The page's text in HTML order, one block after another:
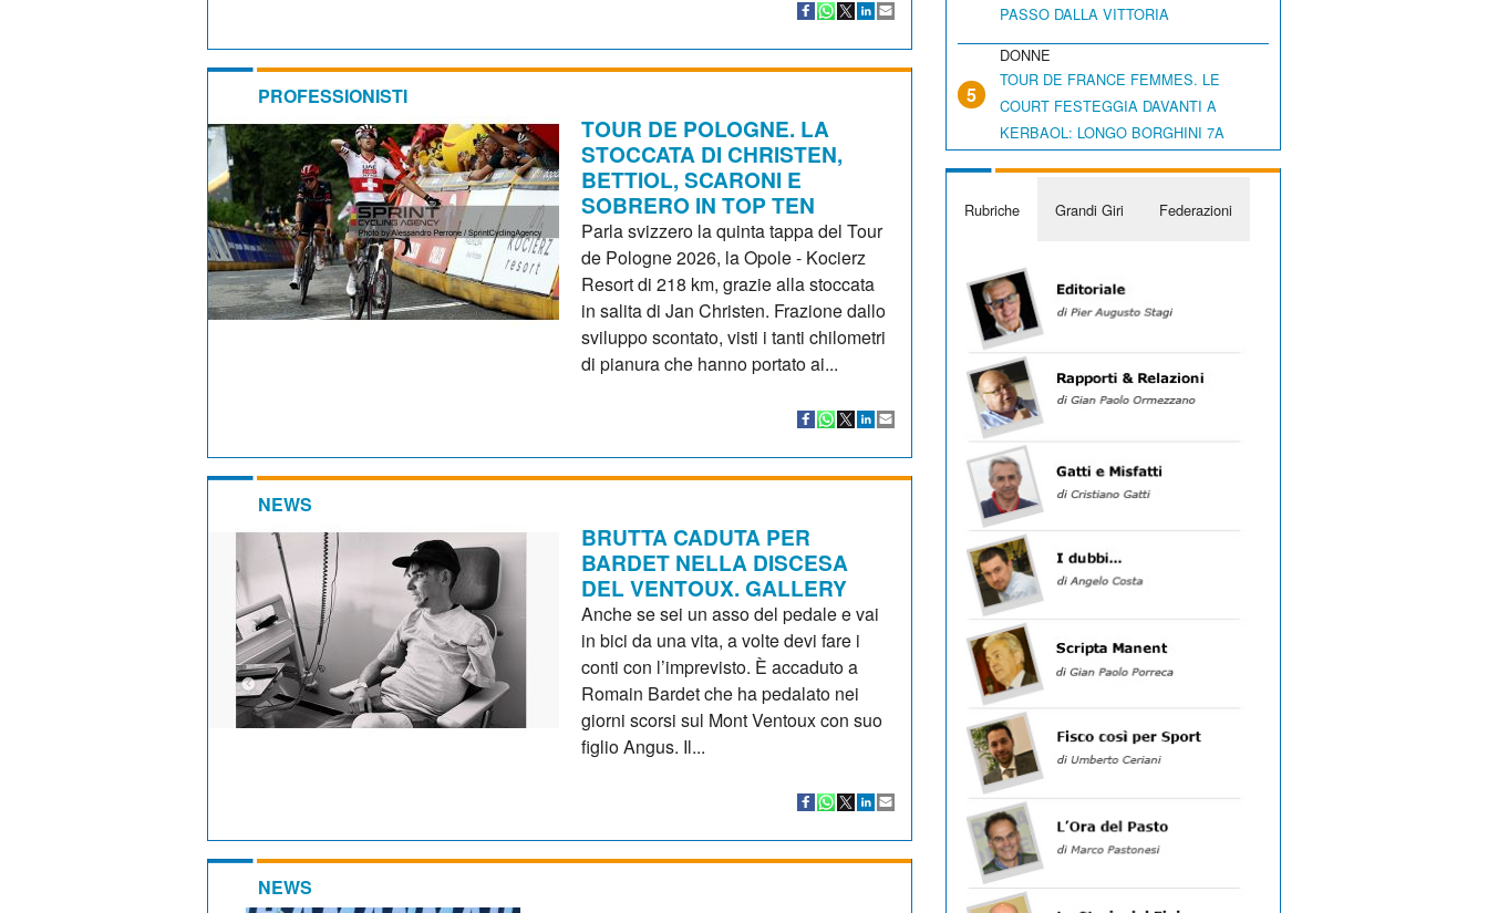
PROFESSIONISTI
TOUR DE POLOGNE. LA
STOCCATA DI CHRISTEN,
BETTIOL, SCARONI E
SOBRERO IN TOP TEN
Parla svizzero la quinta tappa del Tour
de Pologne 2026, la Opole - Kocierz
Resort di 218 km, grazie alla stoccata
in salita di Jan Christen. Frazione dallo
sviluppo scontato, visti i tanti chilometri
di pianura che hanno portato ai...
NEWS
BRUTTA CADUTA PER
BARDET NELLA DISCESA
DEL VENTOUX. GALLERY
Anche se sei un asso del pedale e vai
in bici da una vita, a volte devi fare i
conti con l’imprevisto. È accaduto a
Romain Bardet che ha pedalato nei
giorni scorsi sul Mont Ventoux con suo
figlio Angus. Il...
NEWS
PASSO DALLA VITTORIA
5
DONNE
TOUR DE FRANCE FEMMES. LE
COURT FESTEGGIA DAVANTI A
KERBAOL: LONGO BORGHINI 7A
Rubriche Grandi Giri Federazioni